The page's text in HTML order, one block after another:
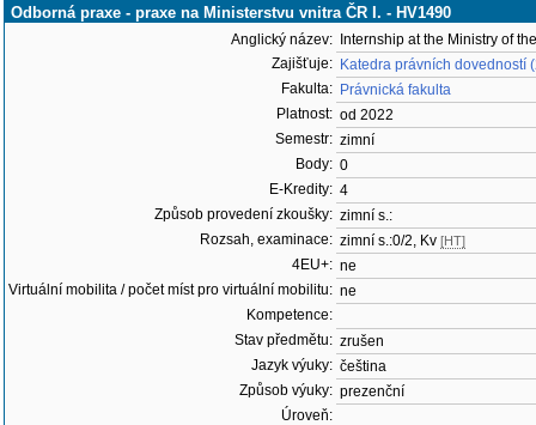
Odborná praxe - praxe na Ministerstvu vnitra ČR I. - HV1490
Anglický název:
Internship at the Ministry of
Zajišťuje: Katedra právních dovedností
Fakulta: Právnická fakulta
Platnost: od 2022
Semestr: zimní
Body: 0
E-Kredity: 4
Způsob provedení zkoušky: zimní s.:
Rozsah, examinace: zimní s.:0/2, Kv [HT]
4EU+: ne
Virtuální mobilita / počet míst pro virtuální mobilitu: ne
Kompetence:
Stav předmětu: zrušen
Jazyk výuky: čeština
Způsob výuky: prezenční
Úroveň: